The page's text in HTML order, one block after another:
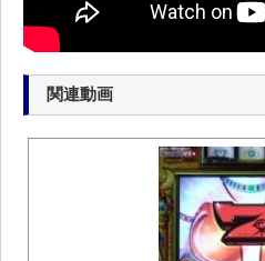
関連動画